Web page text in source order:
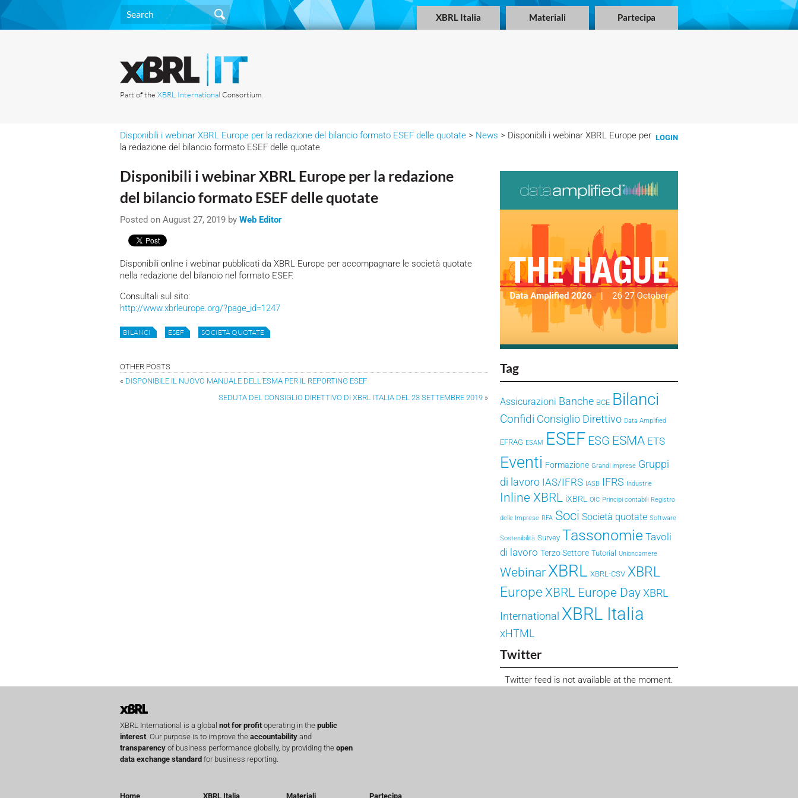
XBRL Italia Materiali Partecipa
Part of the XBRL International Consortium.
LOGIN
Disponibili i webinar XBRL Europe per la redazione del bilancio formato ESEF delle quotate > News > Disponibili i webinar XBRL Europe per
la redazione del bilancio formato ESEF delle quotate
Disponibili i webinar XBRL Europe per la redazione
del bilancio formato ESEF delle quotate
Posted on August 27, 2019 by Web Editor
Disponibili online i webinar pubblicati da XBRL Europe per accompagnare le società quotate
nella redazione del bilancio nel formato ESEF.
Consultali sul sito:
http://www.xbrleurope.org/?page_id=1247
BILANCI ESEF SOCIETÀ QUOTATE
OTHER POSTS
« DISPONIBILE IL NUOVO MANUALE DELL’ESMA PER IL REPORTING ESEF
SEDUTA DEL CONSIGLIO DIRETTIVO DI XBRL ITALIA DEL 23 SETTEMBRE 2019 »
Tag
Assicurazioni Banche BCE Bilanci
Confidi Consiglio Direttivo Data Amplified
EFRAG ESAM ESEF ESG ESMA ETS
Eventi Formazione Grandi imprese Gruppi
di lavoro IAS/IFRS IASB IFRS Industrie
Inline XBRL iXBRL OIC Principi contabili Registro
delle Imprese RFA Soci Società quotate Software
Sostenibilità Survey Tassonomie Tavoli
di lavoro Terzo Settore Tutorial Unioncamere
Webinar XBRL XBRL-CSV XBRL
Europe XBRL Europe Day XBRL
International XBRL Italia
xHTML
Twitter
Twitter feed is not available at the moment.
XBRL International is a global not for profitoperating in the public
interest. Our purpose is to improve the accountability and
transparency of business performance globally, by providing the open
data exchange standard for business reporting.
Home XBRL Italia Materiali Partecipa